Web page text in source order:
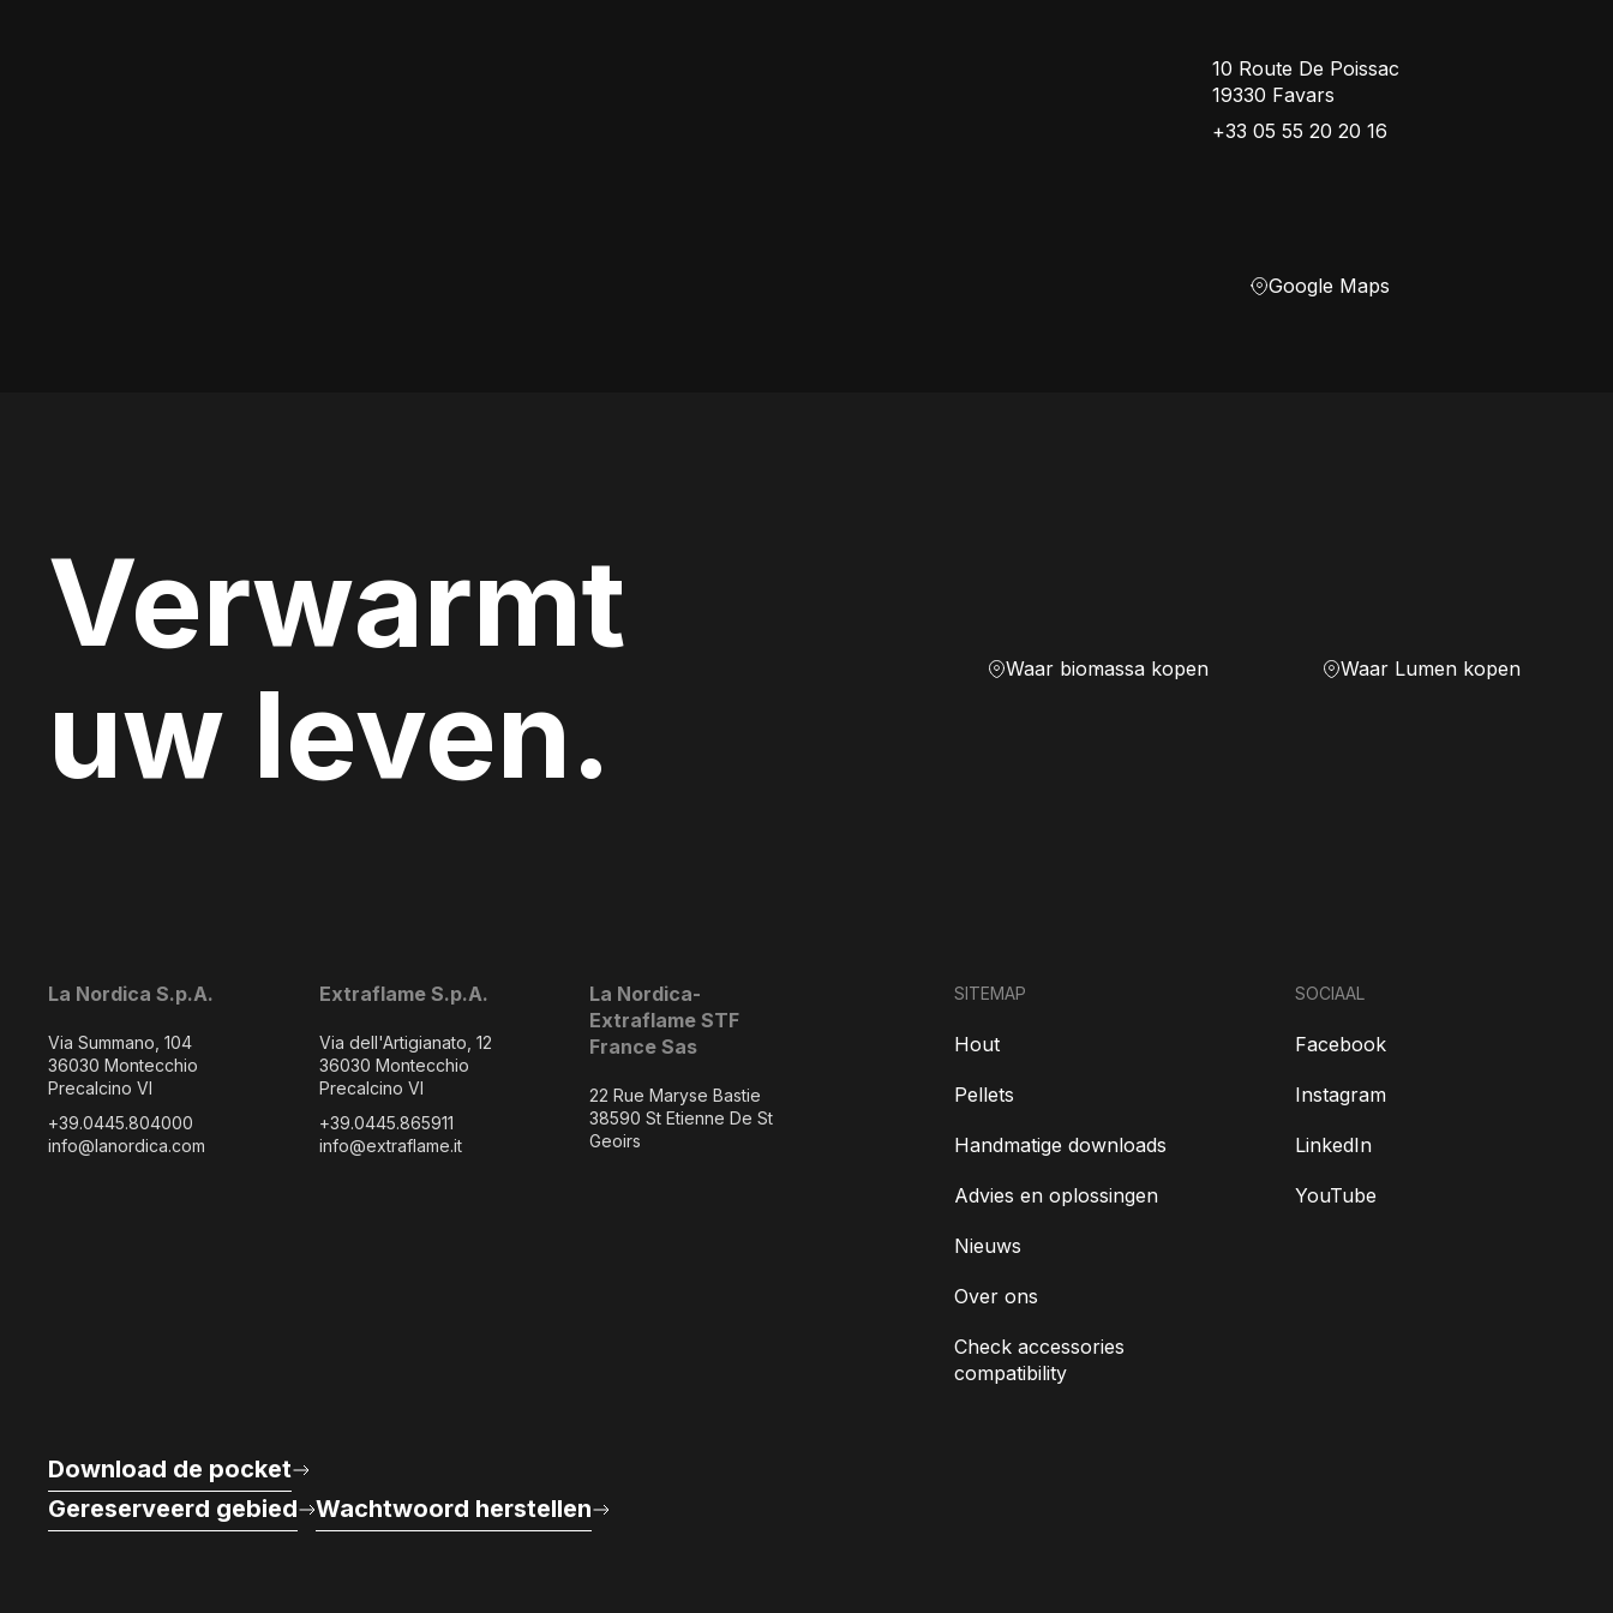
10 Route De Poissac
19330 Favars
+33 05 55 20 20 16
Google Maps
Verwarmt
uw leven.
Waar biomassa kopen Waar Lumen kopen
La Nordica S.p.A.
Via Summano, 104
36030 Montecchio
Precalcino VI
+39.0445.804000
info@lanordica.com
Extraflame S.p.A.
Via dell'Artigianato, 12
36030 Montecchio
Precalcino VI
+39.0445.865911
info@extraflame.it
La Nordica-
Extraflame STF
France Sas
22 Rue Maryse Bastie
38590 St Etienne De St
Geoirs
Download de pocket
Gereserveerd gebied
Wachtwoord herstellen
SITEMAP
Hout
Pellets
Handmatige downloads
Advies en oplossingen
Nieuws
Over ons
Check accessories
compatibility
SOCIAAL
Facebook
Instagram
LinkedIn
YouTube